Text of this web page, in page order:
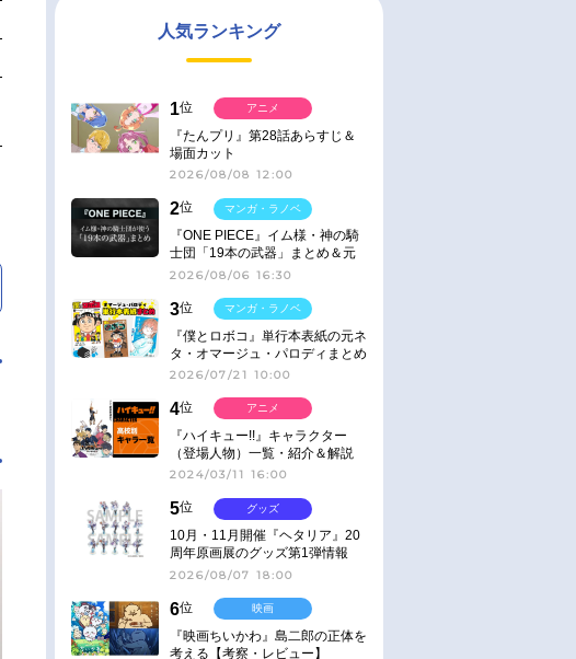
人気ランキング
1位
『たんプリ』第28話あらすじ＆
場面カット
2026/08/08 12:00
アニメ
2位
『ONE PIECE』イム様・神の騎
士団「19本の武器」まとめ＆元
ネタ
2026/08/06 16:30
マンガ・ラノベ
3位
『僕とロボコ』単行本表紙の元ネ
タ・オマージュ・パロディまとめ
2026/07/21 10:00
マンガ・ラノベ
4位
『ハイキュー!!』キャラクター
（登場人物）一覧・紹介＆解説
2024/03/11 16:00
アニメ
5位
10月・11月開催『ヘタリア』20
周年原画展のグッズ第1弾情報
2026/08/07 18:00
グッズ
6位
『映画ちいかわ』島二郎の正体を
考える【考察・レビュー】
映画